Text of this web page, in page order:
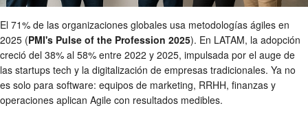
El 71% de las organizaciones globales usa metodologías ágiles en
2025 (PMI's Pulse of the Profession 2025). En LATAM, la adopción
creció del 38% al 58% entre 2022 y 2025, impulsada por el auge de
las startups tech y la digitalización de empresas tradicionales. Ya no
es solo para software: equipos de marketing, RRHH, finanzas y
operaciones aplican Agile con resultados medibles.